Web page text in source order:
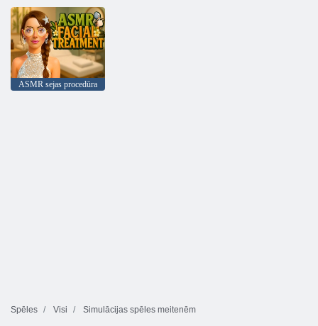
ASMR sejas procedūra
Spēles Visi Simulācijas spēles meitenēm